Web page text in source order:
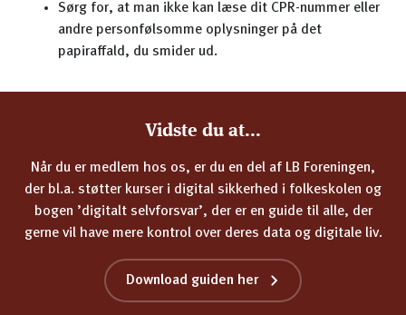
Sørg for, at man ikke kan læse dit CPR-nummer eller
andre personfølsomme oplysninger på det
papiraffald, du smider ud.
Vidste du at...
Når du er medlem hos os, er du en del af LB Foreningen,
der bl.a. støtter kurser i digital sikkerhed i folkeskolen og
bogen ’digitalt selvforsvar’, der er en guide til alle, der
gerne vil have mere kontrol over deres data og digitale liv.
Download guiden her